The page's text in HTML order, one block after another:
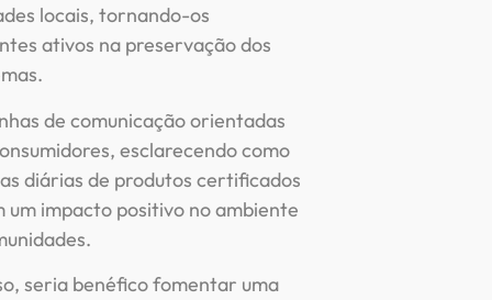
locais, tornando-os
ativos na preservação dos
de comunicação orientadas
esclarecendo como
diárias de produtos certificados
um impacto positivo no ambiente
seria benéfico fomentar uma